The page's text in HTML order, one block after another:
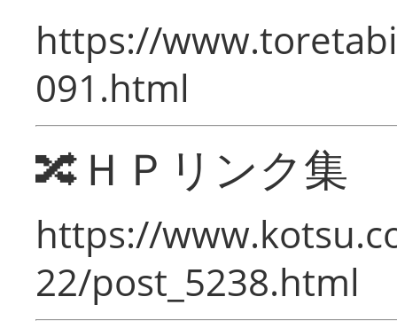
https://
091.html
🔀ＨＰリンク集
https://
22/post_5238.html